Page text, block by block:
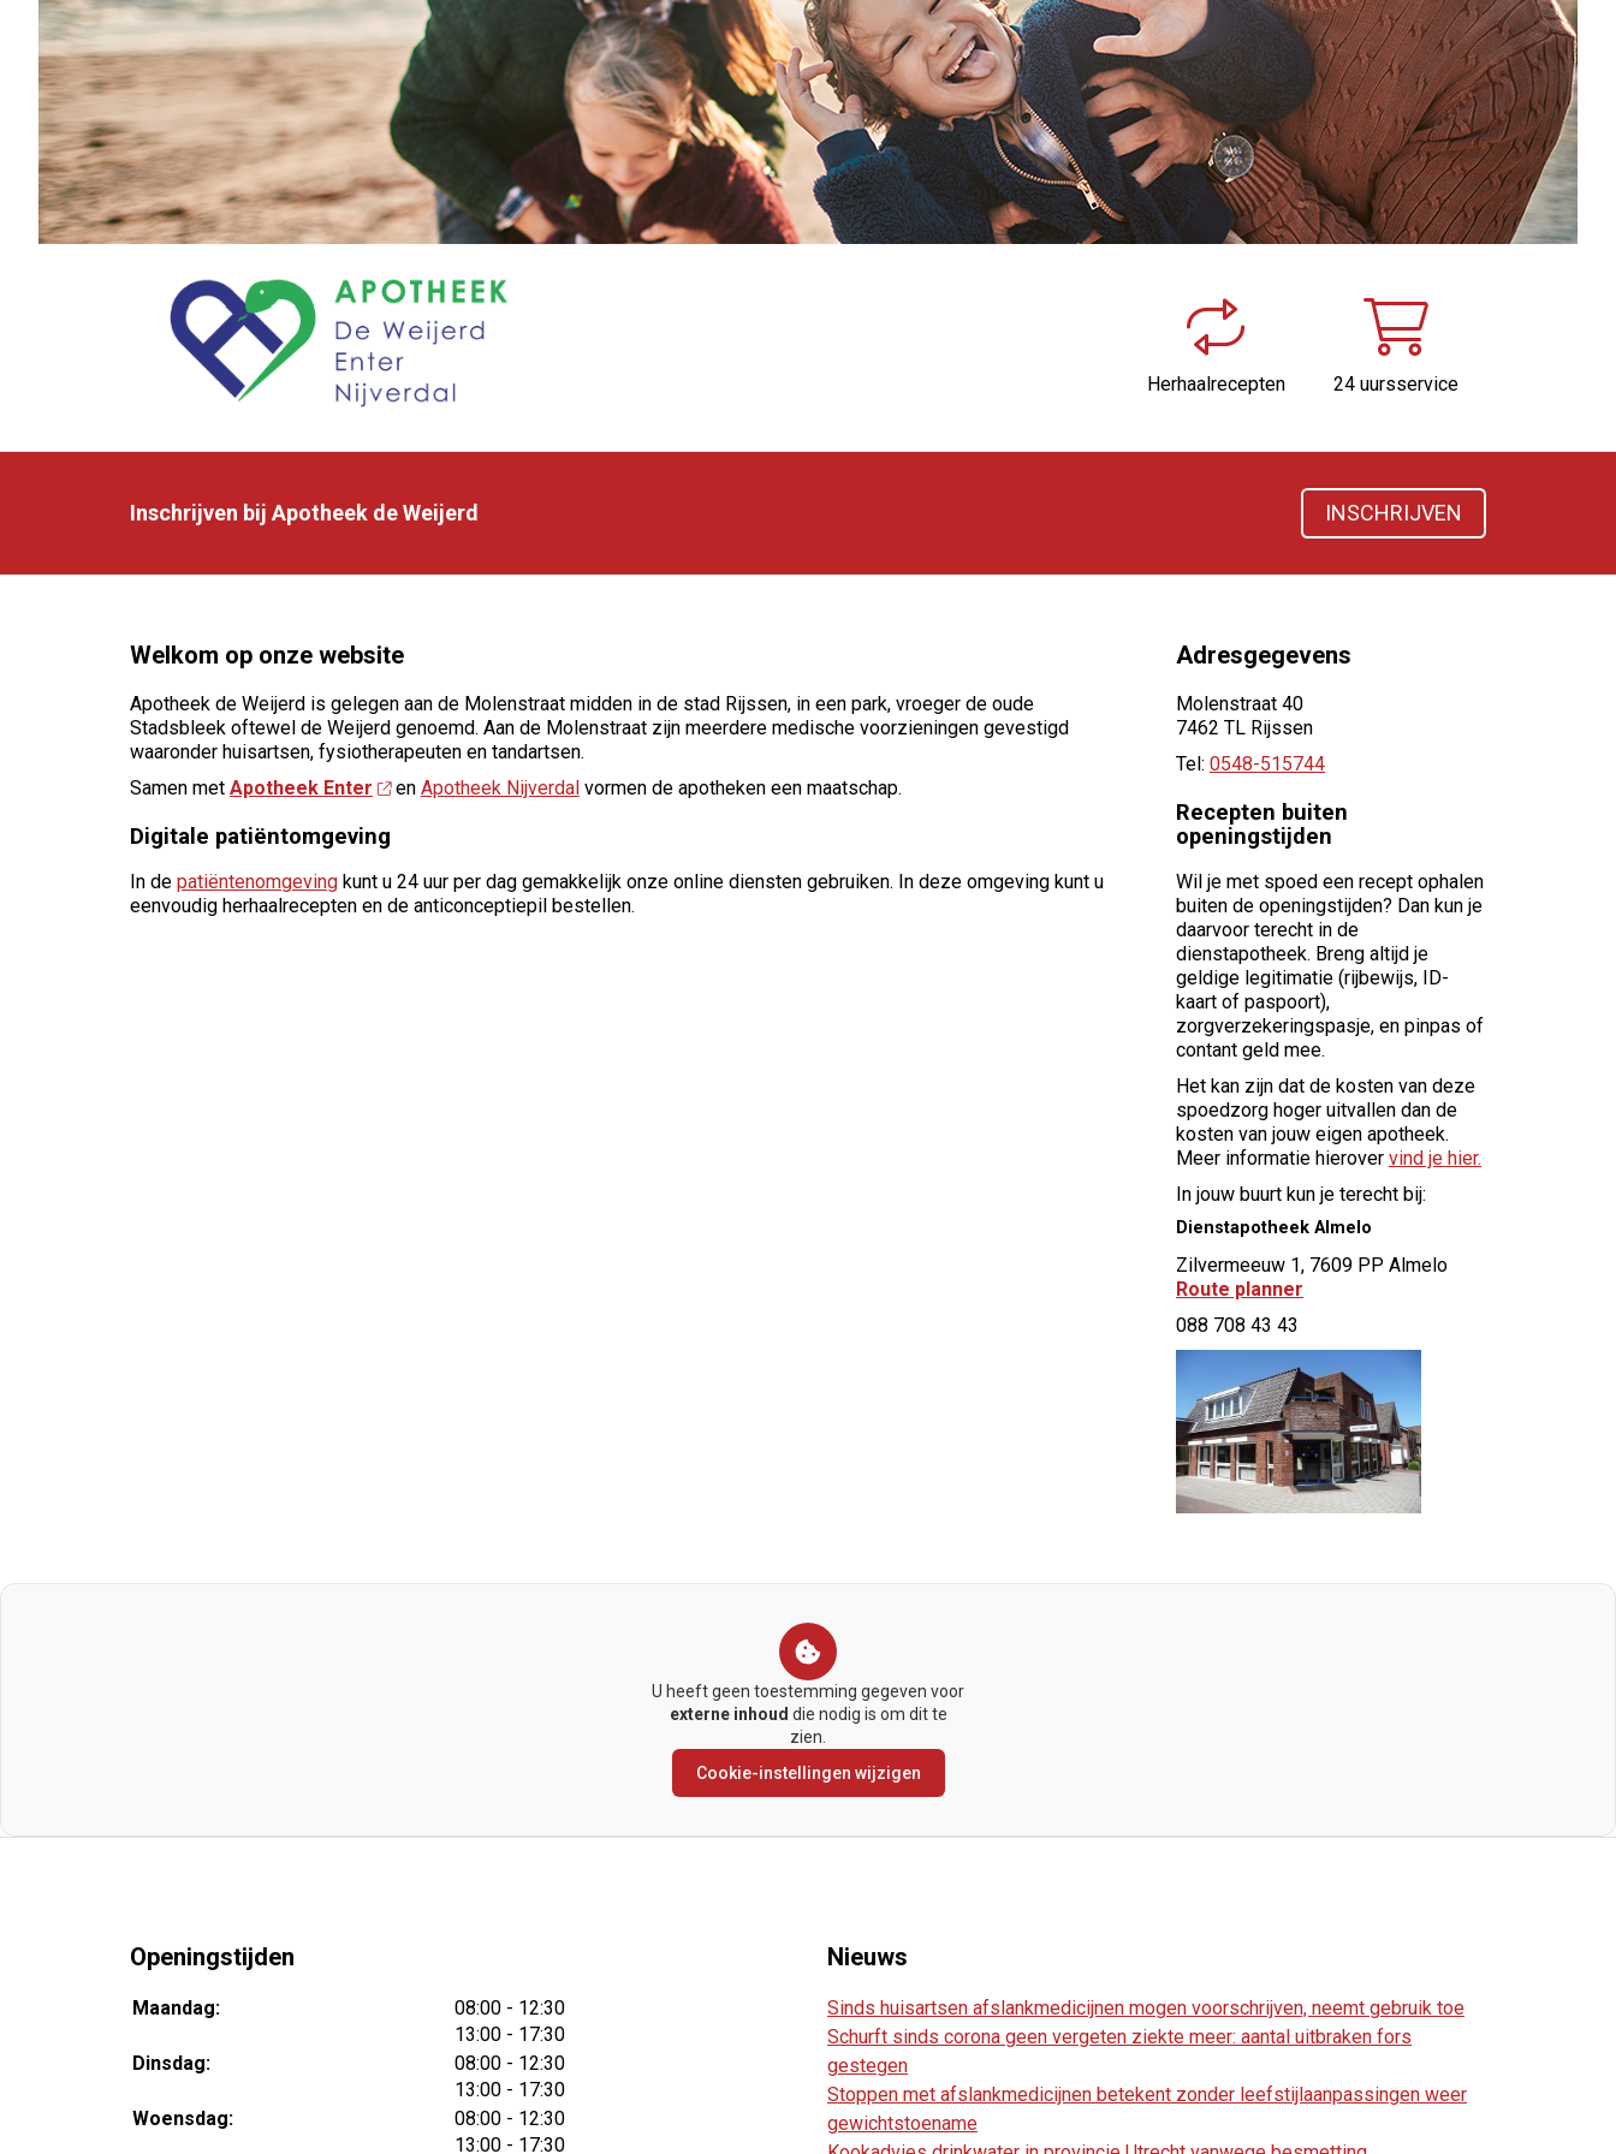
Herhaalrecepten 24 uursservice
Inschrijven bij Apotheek de Weijerd INSCHRIJVEN
Welkom op onze website
Apotheek de Weijerd is gelegen aan de Molenstraat midden in de stad Rijssen, in een park, vroeger de oude
Stadsbleek oftewel de Weijerd genoemd. Aan de Molenstraat zijn meerdere medische voorzieningen gevestigd
waaronder huisartsen, fysiotherapeuten en tandartsen.
Samen met Apotheek Enter en Apotheek Nijverdalvormen de apotheken een maatschap.
Digitale patiëntomgeving
In de patiëntenomgeving kunt u 24 uur per dag gemakkelijk onze online diensten gebruiken. In deze omgeving kunt u
eenvoudig herhaalrecepten en de anticonceptiepil bestellen.
Adresgegevens
Molenstraat 40
7462 TL Rijssen
Tel: 0548-515744
Recepten buiten
openingstijden
Wil je met spoed een recept ophalen
buiten de openingstijden? Dan kun je
daarvoor terecht in de
dienstapotheek. Breng altijd je
geldige legitimatie (rijbewijs, ID-
kaart of paspoort),
zorgverzekeringspasje, en pinpas of
contant geld mee.
Het kan zijn dat de kosten van deze
spoedzorg hoger uitvallen dan de
kosten van jouw eigen apotheek.
Meer informatie hierover vind je hier.
In jouw buurt kun je terecht bij:
Dienstapotheek Almelo
Zilvermeeuw 1, 7609 PP Almelo
Route planner
088 708 43 43
U heeft geen toestemming gegeven voor
externe inhoud die nodig is om dit te
zien.
Cookie-instellingen wijzigen
Openingstijden
Maandag: 08:00 tot
- 12:30
13:00 tot
- 17:30
Dinsdag:
08:00 tot
- 12:30
13:00 tot
- 17:30
Woensdag:
08:00 tot
- 12:30
13:00 tot
- 17:30
Nieuws
Sinds huisartsen afslankmedicijnen mogen voorschrijven, neemt gebruik toe
Schurft sinds corona geen vergeten ziekte meer: aantal uitbraken fors
gestegen
Stoppen met afslankmedicijnen betekent zonder leefstijlaanpassingen weer
gewichtstoename